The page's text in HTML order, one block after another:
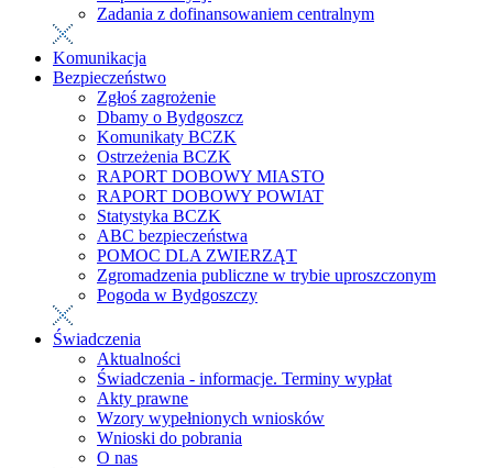
Zadania z dofinansowaniem centralnym
Komunikacja
Bezpieczeństwo
Zgłoś zagrożenie
Dbamy o Bydgoszcz
Komunikaty BCZK
Ostrzeżenia BCZK
RAPORT DOBOWY MIASTO
RAPORT DOBOWY POWIAT
Statystyka BCZK
ABC bezpieczeństwa
POMOC DLA ZWIERZĄT
Zgromadzenia publiczne w trybie uproszczonym
Pogoda w Bydgoszczy
Świadczenia
Aktualności
Świadczenia - informacje. Terminy wypłat
Akty prawne
Wzory wypełnionych wniosków
Wnioski do pobrania
O nas